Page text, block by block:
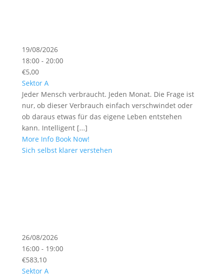
19/08/2026
18:00 - 20:00
€5,00
Sektor A
Jeder Mensch verbraucht. Jeden Monat. Die Frage ist
nur, ob dieser Verbrauch einfach verschwindet oder
ob daraus etwas für das eigene Leben entstehen
kann. Intelligent [...]
More Info Book Now!
Sich selbst klarer verstehen
26/08/2026
16:00 - 19:00
€583,10
Sektor A